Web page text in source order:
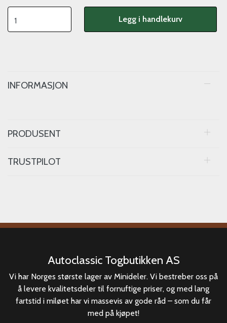
Legg i handlekurv
INFORMASJON
PRODUSENT
TRUSTPILOT
Autoclassic Togbutikken AS
Vi har Norges største lager av Minideler. Vi bestreber oss på
å levere kvalitetsdeler til fornuftige priser, og med lang
fartstid i miløet har vi massevis av gode råd – som du får
med på kjøpet!